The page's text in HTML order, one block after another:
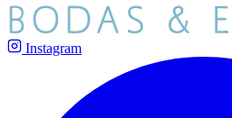
Instagram